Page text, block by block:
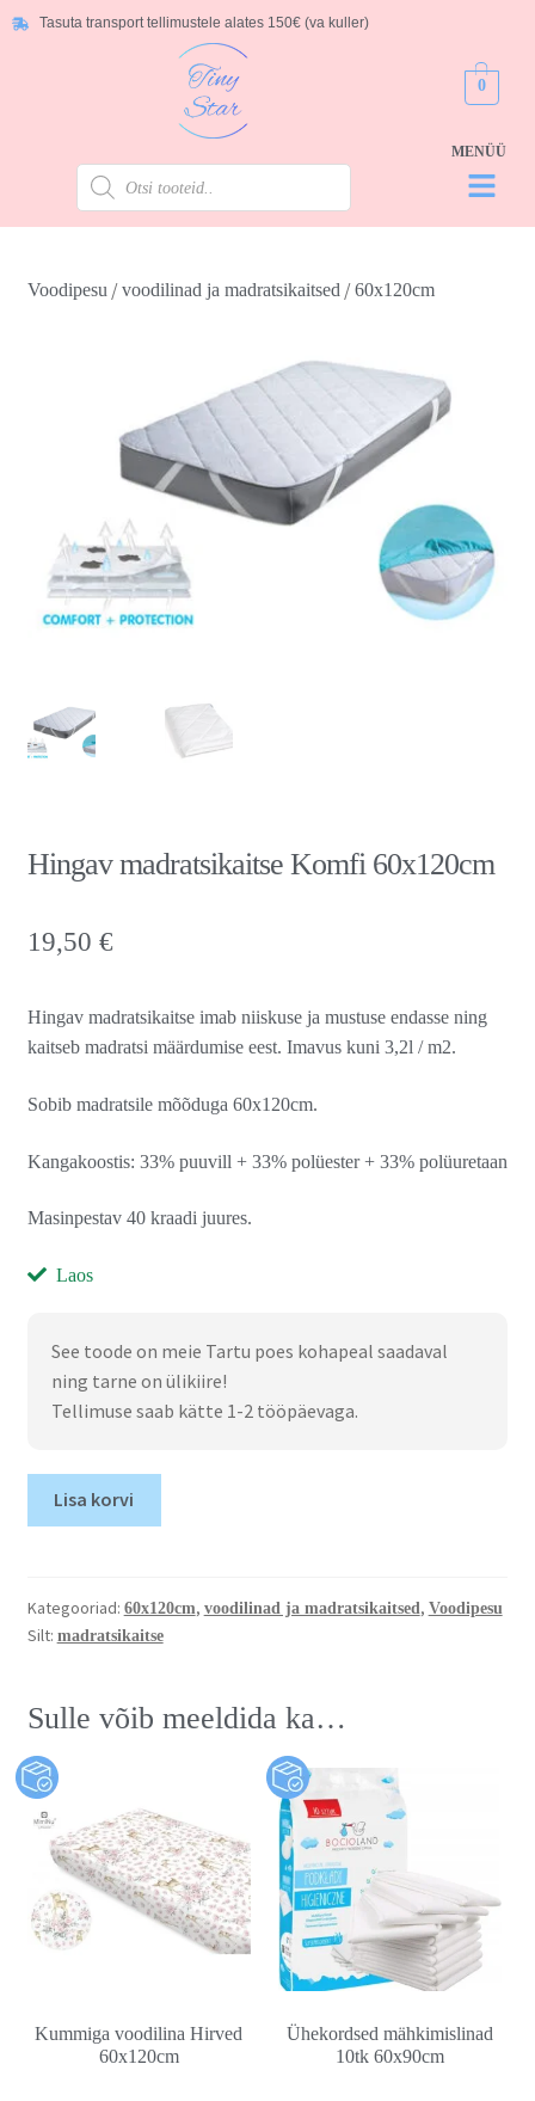
Tasuta transport tellimustele alates 150€ (va kuller)
0
Voodipesu/voodilinad ja madratsikaitsed/60x120cm
Hingav madratsikaitse Komfi 60x120cm
19,50 €
Hingav madratsikaitse imab niiskuse ja mustuse endasse ning
kaitseb madratsi määrdumise eest. Imavus kuni 3,2l / m2.
Sobib madratsile mõõduga 60x120cm.
Kangakoostis: 33% puuvill + 33% polüester + 33% polüuretaan
Masinpestav 40 kraadi juures.
Laos
See toode on meie Tartu poes kohapeal saadaval
ning tarne on ülikiire!
Tellimuse saab kätte 1-2 tööpäevaga.
Lisa korvi
Kategooriad: 60x120cm, voodilinad ja madratsikaitsed, Voodipesu
Silt: madratsikaitse
Sulle võib meeldida ka…
Kummiga voodilina Hirved
60x120cm
Ühekordsed mähkimislinad
10tk 60x90cm